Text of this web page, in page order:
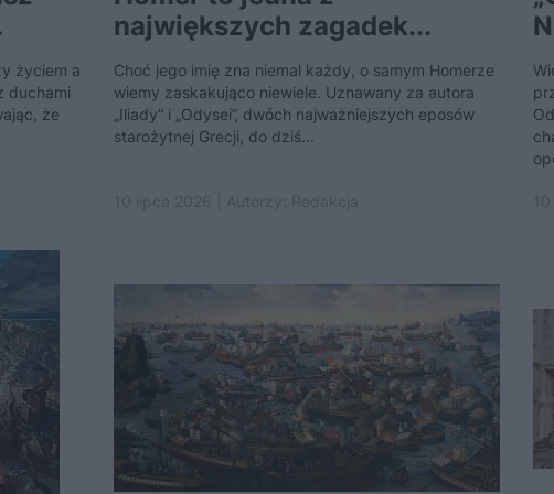
życiem a
duchami
że
największych zagadek...
Choć jego imię zna niemal każdy, o samym Homerze
wiemy zaskakująco niewiele. Uznawany za autora
„Iliady” i „Odysei”, dwóch najważniejszych eposów
starożytnej Grecji, do dziś...